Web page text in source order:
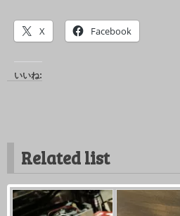
X Facebook
いいね:
Related list